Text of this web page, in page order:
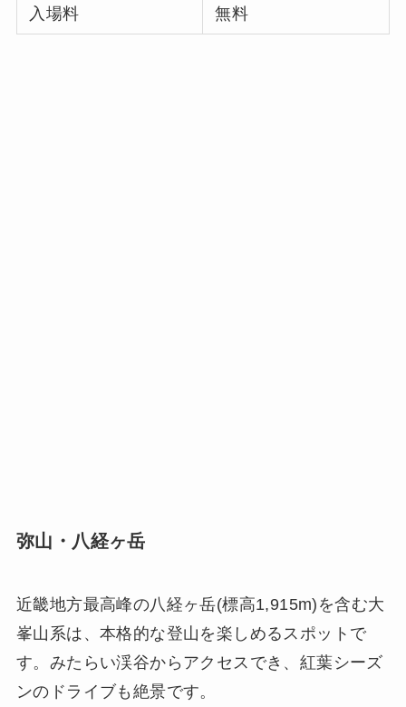
入場料 無料
弥山・八経ヶ岳
近畿地方最高峰の八経ヶ岳(標高1,915m)を含む大
峯山系は、本格的な登山を楽しめるスポットで
す。みたらい渓谷からアクセスでき、紅葉シーズ
ンのドライブも絶景です。